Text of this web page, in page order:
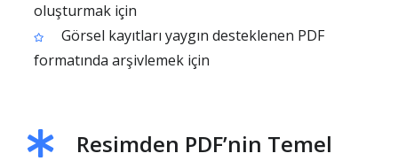
oluşturmak için
Görsel kayıtları yaygın desteklenen PDF
formatında arşivlemek için
Resimden PDF’nin Temel